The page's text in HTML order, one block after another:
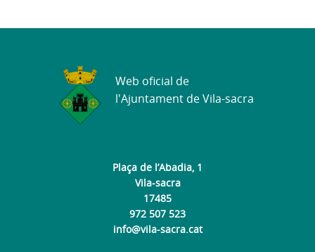
Plaça de l’Abadia, 1
Vila-sacra
17485
972 507 523
info@vila-sacra.cat
Web oficial de
l'Ajuntament de Vila-sacra